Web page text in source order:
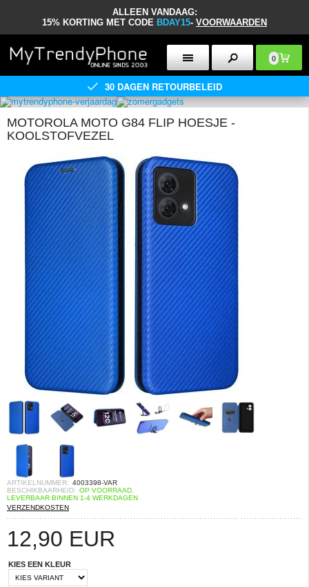
ALLEEN VANDAAG:
15% KORTING MET CODE BDAY15- VOORWAARDEN
0
30 DAGEN RETOURBELEID
MOTOROLA MOTO G84 FLIP HOESJE -
KOOLSTOFVEZEL
ARTIKELNUMMER: 4003398-VAR
BESCHIKBAARHEID: OP VOORRAAD.
LEVERBAAR BINNEN 1-4 WERKDAGEN
VERZENDKOSTEN
12,90 EUR
KIES EEN KLEUR